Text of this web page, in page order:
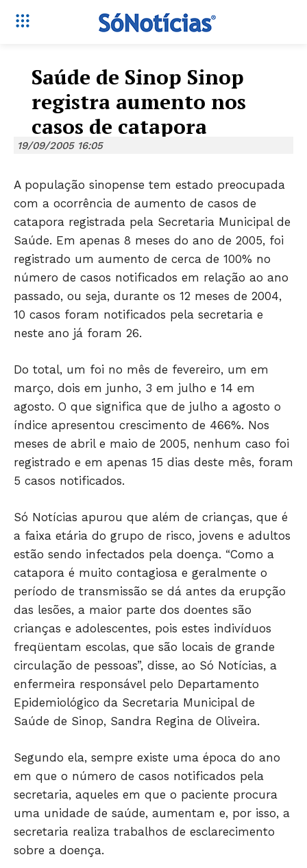
Saúde de Sinop Sinop
registra aumento nos
casos de catapora
19/09/2005 16:05
A população sinopense tem estado preocupada
com a ocorrência de aumento de casos de
catapora registrada pela Secretaria Municipal de
Saúde. Em apenas 8 meses do ano de 2005, foi
registrado um aumento de cerca de 100% no
número de casos notificados em relação ao ano
passado, ou seja, durante os 12 meses de 2004,
10 casos foram notificados pela secretaria e
neste ano já foram 26.
Do total, um foi no mês de fevereiro, um em
março, dois em junho, 3 em julho e 14 em
agosto. O que significa que de julho a agosto o
índice apresentou crescimento de 466%. Nos
meses de abril e maio de 2005, nenhum caso foi
registrado e em apenas 15 dias deste mês, foram
5 casos notificados.
Só Notícias apurou que além de crianças, que é
a faixa etária do grupo de risco, jovens e adultos
estão sendo infectados pela doença. “Como a
catapora é muito contagiosa e geralmente o
período de transmissão se dá antes da erupção
das lesões, a maior parte dos doentes são
crianças e adolescentes, pois estes indivíduos
freqüentam escolas, que são locais de grande
circulação de pessoas”, disse, ao Só Notícias, a
enfermeira responsável pelo Departamento
Epidemiológico da Secretaria Municipal de
Saúde de Sinop, Sandra Regina de Oliveira.
Segundo ela, sempre existe uma época do ano
em que o número de casos notificados pela
secretaria, aqueles em que o paciente procura
uma unidade de saúde, aumentam e, por isso, a
secretaria realiza trabalhos de esclarecimento
sobre a doença.